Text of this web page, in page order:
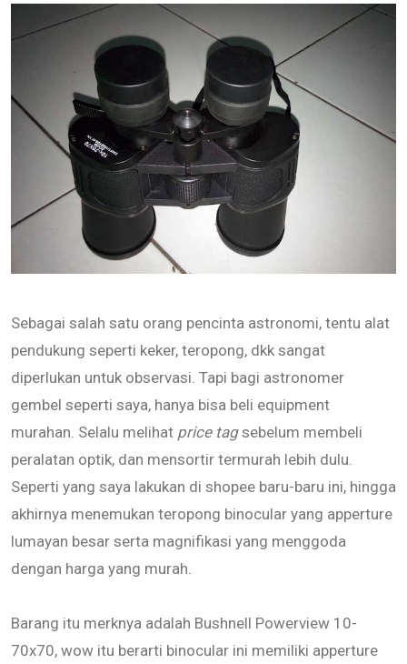
Sebagai salah satu orang pencinta astronomi, tentu alat
pendukung seperti keker, teropong, dkk sangat
diperlukan untuk observasi. Tapi bagi astronomer
gembel seperti saya, hanya bisa beli equipment
murahan. Selalu melihat price tagsebelum membeli
peralatan optik, dan mensortir termurah lebih dulu.
Seperti yang saya lakukan di shopee baru-baru ini, hingga
akhirnya menemukan teropong binocular yang apperture
lumayan besar serta magnifikasi yang menggoda
dengan harga yang murah.
Barang itu merknya adalah Bushnell Powerview 10-
70x70, wow itu berarti binocular ini memiliki apperture